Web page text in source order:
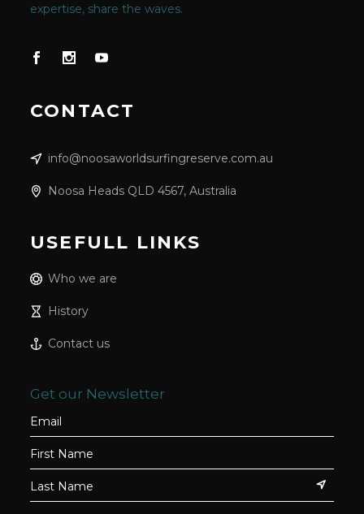
expertise, share the waves.
CONTACT
info@noosaworldsurfingreserve.com.au
Noosa Heads QLD 4567, Australia
USEFULL LINKS
Who we are
History
Contact us
Get our Newsletter